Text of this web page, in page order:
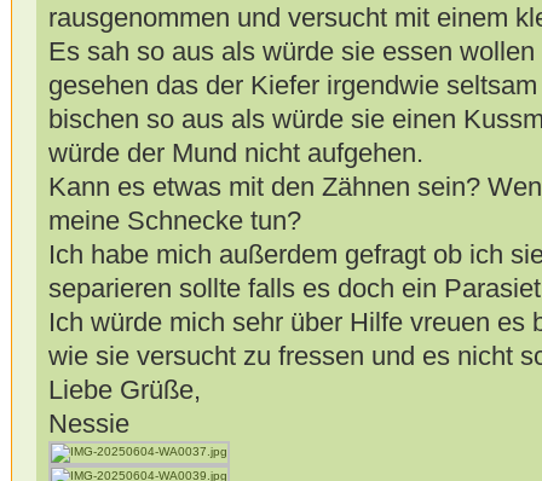
rausgenommen und versucht mit einem
Es sah so aus als würde sie essen
gesehen das der Kiefer irgendwie
bischen so aus als würde sie einen
würde der Mund nicht aufgehen.
Kann es etwas mit den Zähnen sein?
meine Schnecke tun?
Ich habe mich außerdem gefragt ob ich
separieren sollte falls es doch ein
Ich würde mich sehr über Hilfe vreuen es
wie sie versucht zu fressen und es nicht
Liebe Grüße,
Nessie